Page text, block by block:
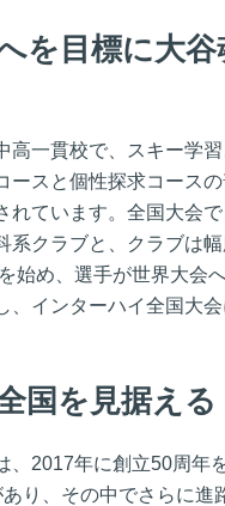
を目標に大
高一貫校で、スキー学
ースと個性探求コース
れています。全国大会
クラブと、クラブは幅
始め、選手が世界大会
、インターハイ全国大
国を見据える
、2017年に創立50周年
り、その中でさらに進